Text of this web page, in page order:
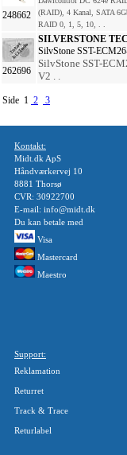
248662
(RAID), 4 Kanal, SATA
RAID 0, 1, 5, 10, . .
262696
SILVERSTONE
SilvStone SST-
SilvStone SST-
V2 . .
Side 1 2 3
Kontakt:
Midt.dk ApS
Håndværkervej 10
8881 Thorsø
CVR: 30922700
E-mail: info@midt.dk
Du kan betale med
Visa
Mastercard
Maestro
Support:
Reklamation
Returret
Track & Trace
Returlabel